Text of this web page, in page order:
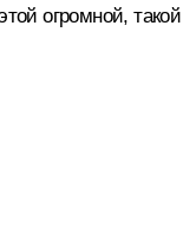
огромной,